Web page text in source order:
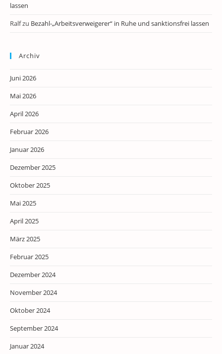
lassen
Ralfzu Bezahl-„Arbeitsverweigerer“ in Ruhe und sanktionsfrei lassen
Archiv
Juni 2026
Mai 2026
April 2026
Februar 2026
Januar 2026
Dezember 2025
Oktober 2025
Mai 2025
April 2025
März 2025
Februar 2025
Dezember 2024
November 2024
Oktober 2024
September 2024
Januar 2024